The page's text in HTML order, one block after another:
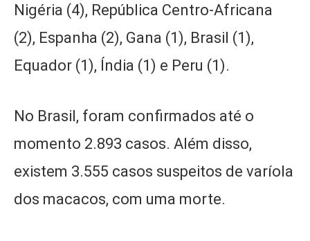
Nigéria (4), República Centro-Africana
(2), Espanha (2), Gana (1), Brasil (1),
Equador (1), Índia (1) e Peru (1).
No Brasil, foram confirmados até o
momento 2.893 casos. Além disso,
existem 3.555 casos suspeitos de varíola
dos macacos, com uma morte.